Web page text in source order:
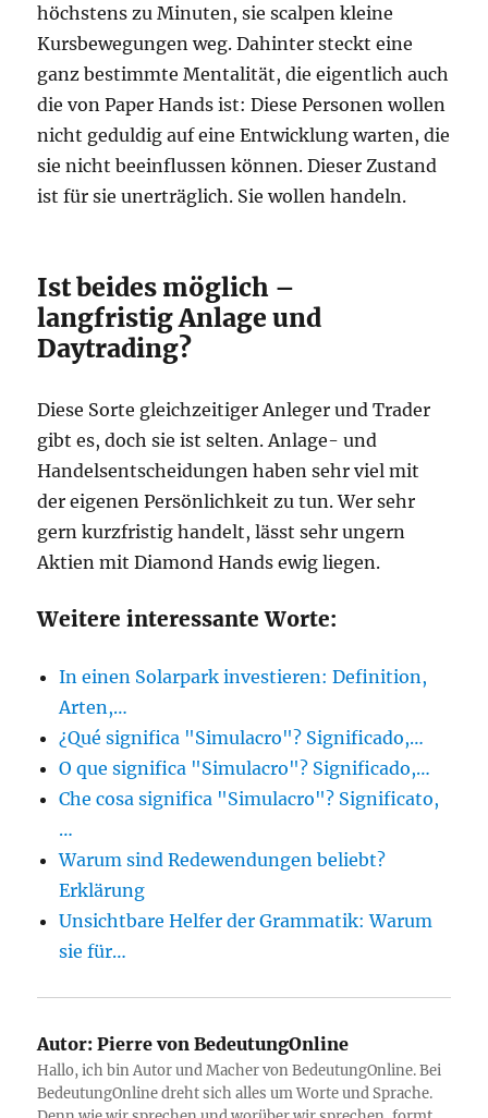
höchstens zu Minuten, sie scalpen kleine
Kursbewegungen weg. Dahinter steckt eine
ganz bestimmte Mentalität, die eigentlich auch
die von Paper Hands ist: Diese Personen wollen
nicht geduldig auf eine Entwicklung warten, die
sie nicht beeinflussen können. Dieser Zustand
ist für sie unerträglich. Sie wollen handeln.
Ist beides möglich –
langfristig Anlage und
Daytrading?
Diese Sorte gleichzeitiger Anleger und Trader
gibt es, doch sie ist selten. Anlage- und
Handelsentscheidungen haben sehr viel mit
der eigenen Persönlichkeit zu tun. Wer sehr
gern kurzfristig handelt, lässt sehr ungern
Aktien mit Diamond Hands ewig liegen.
Weitere interessante Worte:
In einen Solarpark investieren: Definition,
Arten,…
¿Qué significa "Simulacro"? Significado,…
O que significa "Simulacro"? Significado,…
Che cosa significa "Simulacro"? Significato,
…
Warum sind Redewendungen beliebt?
Erklärung
Unsichtbare Helfer der Grammatik: Warum
sie für…
Autor: Pierre von BedeutungOnline
Hallo, ich bin Autor und Macher von BedeutungOnline. Bei
BedeutungOnline dreht sich alles um Worte und Sprache.